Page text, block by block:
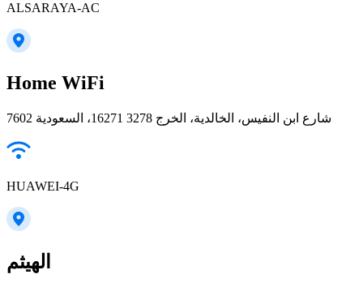
ALSARAYA-AC
Home WiFi
7602 شارع ابن النفيس، الخالدية، الخرج 16271 3278، السعودية
HUAWEI-4G
الهيثم